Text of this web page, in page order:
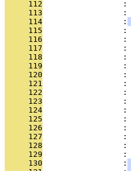
     112
:
     113
:
     114
                 :
     115
:
     116
:
     117
:
     118
:
     119
:
     120
:
     121
:
     122
:
     123
:
     124
:
     125
:
     126
:
     127
:
     128
:
     129
:
     130
                 :